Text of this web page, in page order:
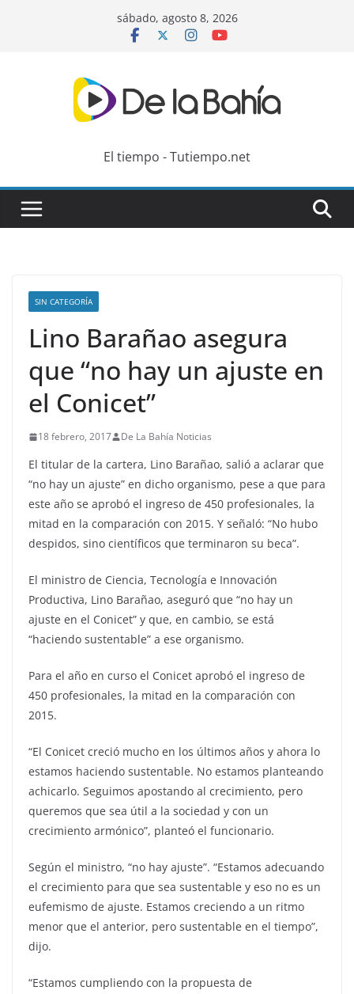
sábado, agosto 8, 2026
El tiempo - Tutiempo.net
SIN CATEGORÍA
Lino Barañao asegura
que “no hay un ajuste en
el Conicet”
18 febrero, 2017 De La Bahía Noticias
El titular de la cartera, Lino Barañao, salió a aclarar que
“no hay un ajuste” en dicho organismo, pese a que para
este año se aprobó el ingreso de 450 profesionales, la
mitad en la comparación con 2015. Y señaló: “No hubo
despidos, sino científicos que terminaron su beca”.
El ministro de Ciencia, Tecnología e Innovación
Productiva, Lino Barañao, aseguró que “no hay un
ajuste en el Conicet” y que, en cambio, se está
“haciendo sustentable” a ese organismo.
Para el año en curso el Conicet aprobó el ingreso de
450 profesionales, la mitad en la comparación con
2015.
“El Conicet creció mucho en los últimos años y ahora lo
estamos haciendo sustentable. No estamos planteando
achicarlo. Seguimos apostando al crecimiento, pero
queremos que sea útil a la sociedad y con un
crecimiento armónico”, planteó el funcionario.
Según el ministro, “no hay ajuste”. “Estamos adecuando
el crecimiento para que sea sustentable y eso no es un
eufemismo de ajuste. Estamos creciendo a un ritmo
menor que el anterior, pero sustentable en el tiempo”,
dijo.
“Estamos cumpliendo con la propuesta de